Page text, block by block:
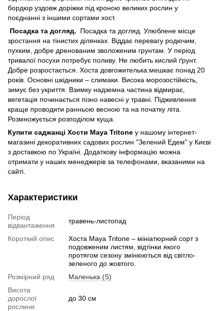
бордюр уздовж доріжки під кроною великих рослин у
поєднанні з іншими сортами хост.
Посадка та догляд. Посадка та догляд. Улюблене місце
зростання на тінистих ділянках. Віддає перевагу родючим,
пухким, добре дренованим зволоженим грунтам. У період
тривалої посухи потребує поливу. Не любить кислий ґрунт.
Добре розростається. Хоста довгожителька:мешкає понад 20
років. Основні шкідники – слимаки. Висока морозостійкість,
зимує без укриття. Взимку надземна частина відмирає,
вегетація починається пізно навесні у травні. Підживлення
краще проводити ранньою весною та на початку літа.
Розмножується розподілом куща.
Купити саджанці Хости Maya Tritone у нашому інтернет-
магазині декоративних садових рослин "Зелений Едем" у Києві
з доставкою по Україні. Додаткову інформацію можна
отримати у наших менеджерів за телефонами, вказаними на
сайті.
Характеристики
Період
відвантаження
травень-листопад
Короткий опис
Хоста Maya Tritone – мініатюрний сорт з
подовженим листям, відтінки якого
протягом сезону змінюються від світло-
зеленого до жовтого.
Розмірний ряд
Маленька (S)
Висота
дорослої
рослини
до 30 см